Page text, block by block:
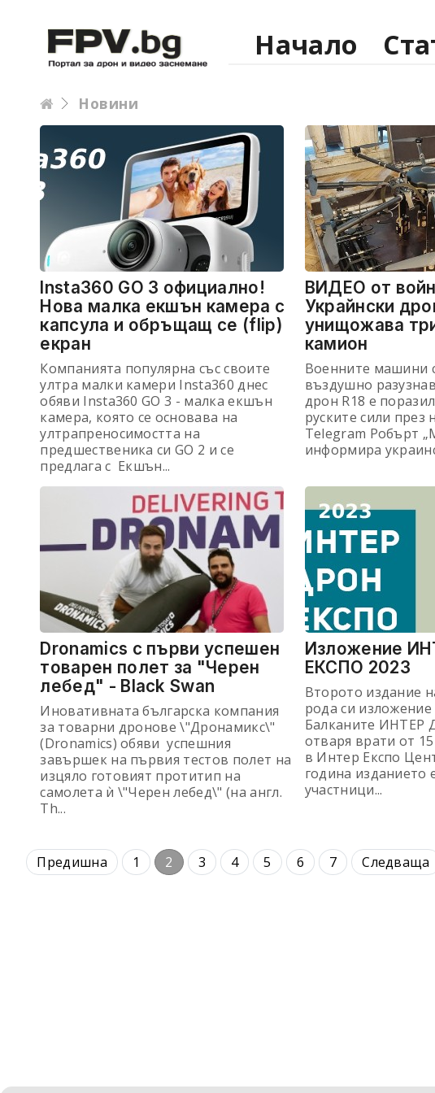
Начало
Новини
Insta360 GO 3 официално!
Нова малка екшън камера с
капсула и обръщащ се (flip)
екран
Компанията популярна със своите
ултра малки камери Insta360 днес
обяви Insta360 GO 3 - малка екшън
камера, която се основава на
ултрапреносимостта на
предшественика си GO 2 и се
предлага с Екшън...
ВИДЕО от
Украйнски
унищожава
камион
Военните машини
въздушно
дрон R18 е
руските сили
Telegram Робърт
информира
Dronamics с първи успешен
товарен полет за "Черен
лебед" - Black Swan
Иновативната българска компания
за товарни дронове \"Дронамикс\"
(Dronamics) обяви успешния
завършек на първия тестов полет на
изцяло готовият протитип на
самолета ѝ \"Черен лебед\" (на англ.
Th...
Изложение
ЕКСПО 2023
Второто издание
рода си изложение
Балканите ИНТЕР
отваря врати от
в Интер Експо
година изданието
участници...
Предишна 1 2 3 4 5 6 7 Следваща